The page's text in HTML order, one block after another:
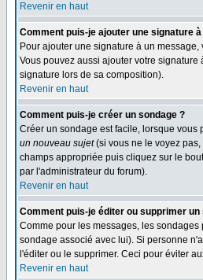
Revenir en haut
Comment puis-je ajouter une signature
Pour ajouter une signature à un
Vous pouvez aussi ajouter votre
signature lors de sa composition).
Revenir en haut
Comment puis-je créer un sondage ?
Créer un sondage est facile, lorsque
un nouveau sujet(si vous ne le voyez pas,
champs appropriée puis cliquez sur le
par l'administrateur du forum).
Revenir en haut
Comment puis-je éditer ou supprimer un
Comme pour les messages, les
sondage associé avec lui). Si personne
l'éditer ou le supprimer. Ceci pour éviter
Revenir en haut